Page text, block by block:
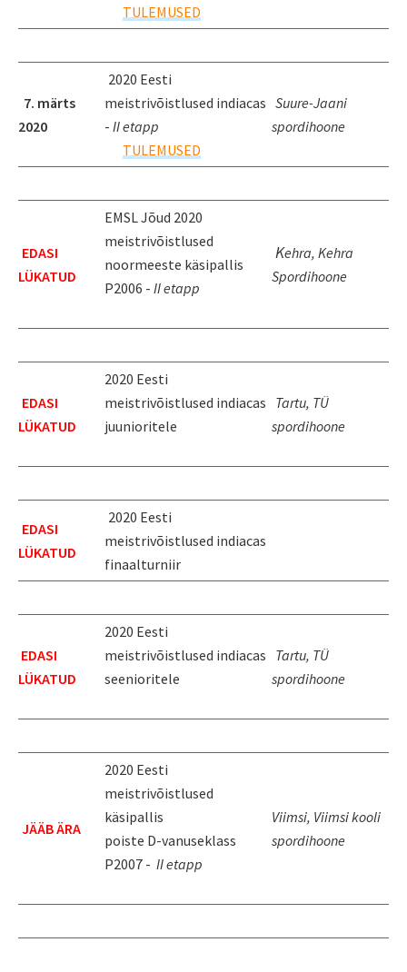
TULEMUSED
7. märts
2020
2020 Eesti
meistrivõistlused indiacas
- II etapp
TULEMUSED
Suure-Jaani
spordihoone
EDASI
LÜKATUD
EMSL Jõud 2020
meistrivõistlused
noormeeste käsipallis
P2006 - II etapp
Kehra, Kehra
Spordihoone
EDASI
LÜKATUD
2020 Eesti
meistrivõistlused indiacas
juunioritele
Tartu, TÜ
spordihoone
EDASI
LÜKATUD
2020 Eesti
meistrivõistlused indiacas
finaalturniir
EDASI
LÜKATUD
2020 Eesti
meistrivõistlused indiacas
seenioritele
Tartu, TÜ
spordihoone
JÄÄB ÄRA
2020 Eesti
meistrivõistlused
käsipallis
poiste D-vanuseklass
P2007 - II etapp
Viimsi, Viimsi kooli
spordihoone